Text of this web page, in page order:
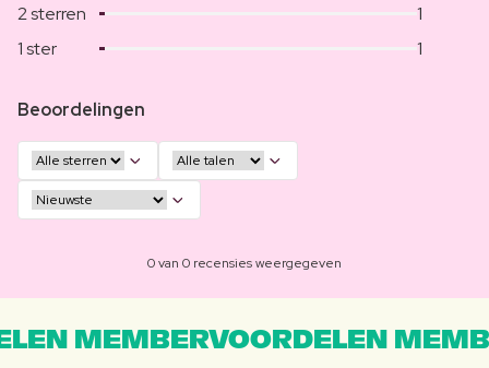
2 sterren
1
1 ster
1
Beoordelingen
0 van 0 recensies weergegeven
MEMBERVOORDELEN